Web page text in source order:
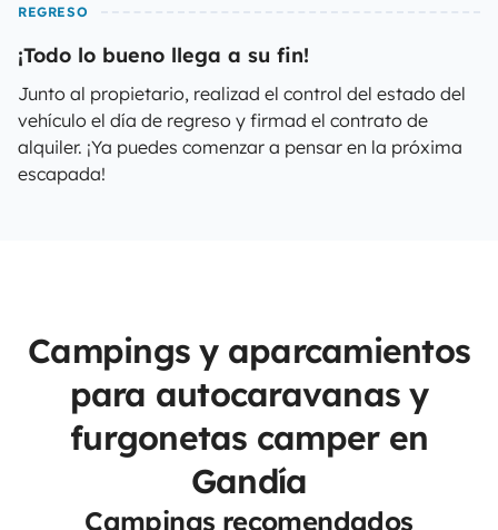
REGRESO
¡Todo lo bueno llega a su fin!
Junto al propietario, realizad el control del estado del
vehículo el día de regreso y firmad el contrato de
alquiler. ¡Ya puedes comenzar a pensar en la próxima
escapada!
Campings y aparcamientos
para autocaravanas y
furgonetas camper en
Gandía
Campings recomendados